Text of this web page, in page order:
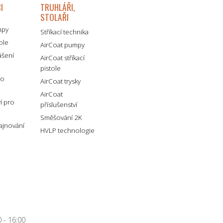
pro
TRUHLÁŘI,
STOLAŘI
Stříkací technika
AirCoat pumpy
AirCoat stříkací
pistole
AirCoat trysky
AirCoat
příslušenství
Směšování 2K
HVLP technologie
- 16:00